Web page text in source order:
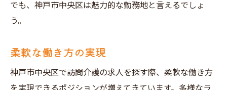
でも、神戸市中央区は魅力的な勤務地と言えるでしょ
う。
柔軟な働き方の実現
神戸市中央区で訪問介護の求人を探す際、柔軟な働き方